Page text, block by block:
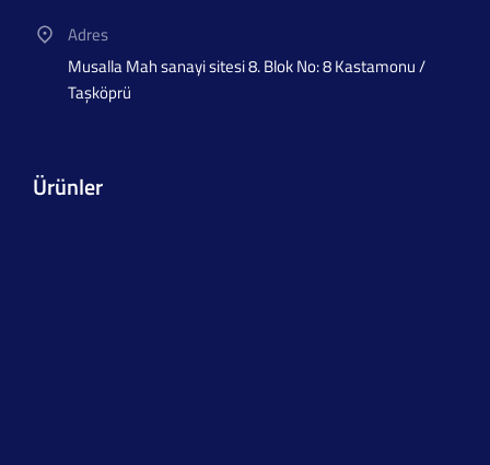
Adres
Musalla Mah sanayi sitesi 8. Blok No: 8 Kastamonu /
Taşköprü
Ürünler